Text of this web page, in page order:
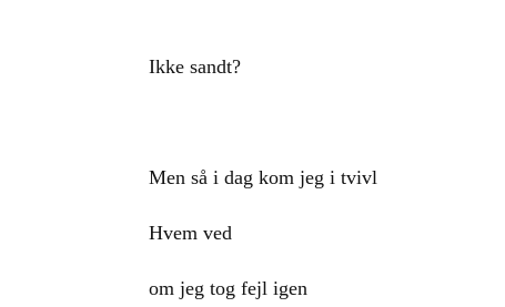
Ikke sandt?
Men så i dag kom jeg i tvivl
Hvem ved
om jeg tog fejl igen